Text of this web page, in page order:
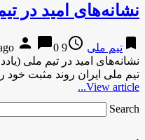
نشانه‌های امید در
bookmark تیم ملی access_time
9 years ago
person chat_bubble0
نشانه‌های امید در تیم ملی
تیم ملی ایران روند مثبت
View article...
Search …
.